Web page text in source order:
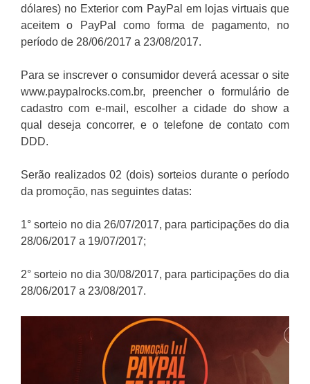
dólares) no Exterior com PayPal em lojas virtuais que
aceitem o PayPal como forma de pagamento, no
período de 28/06/2017 a 23/08/2017.
Para se inscrever o consumidor deverá acessar o site
www.paypalrocks.com.br, preencher o formulário de
cadastro com e-mail, escolher a cidade do show a
qual deseja concorrer, e o telefone de contato com
DDD.
Serão realizados 02 (dois) sorteios durante o período
da promoção, nas seguintes datas:
1° sorteio no dia 26/07/2017, para participações do dia
28/06/2017 a 19/07/2017;
2° sorteio no dia 30/08/2017, para participações do dia
28/06/2017 a 23/08/2017.